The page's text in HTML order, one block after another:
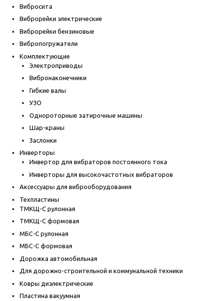
Вибросита
Виброрейки электрические
Виброрейки бензиновые
Вибропогружатели
Комплектующие
Электроприводы
Вибронаконечники
Гибкие валы
УЗО
Однороторные затирочные машины
Шар-краны
Заслонки
Инверторы
Инвертор для вибраторов постоянного тока
Инверторы для высокочастотных вибраторов
Аксессуары для виброоборудования
Техпластины
ТМКЩ-С рулонная
ТМКЩ-С формовая
МБС-С рулонная
МБС-С формовая
Дорожка автомобильная
Для дорожно-строительной и коммунальной техники
Ковры диэлектрические
Пластина вакуумная